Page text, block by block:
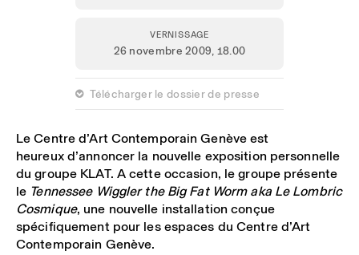
VERNISSAGE
26 novembre 2009,18.00
 Télécharger le dossier de presse
Le Centre d’Art Contemporain Genève est
heureux d’annoncer la nouvelle exposition personnelle
du groupe KLAT. A cette occasion, le groupe présente
le Tennessee Wiggler the Big Fat Worm aka Le Lombric
Cosmique, une nouvelle installation conçue
spécifiquement pour les espaces du Centre d’Art
Contemporain Genève.